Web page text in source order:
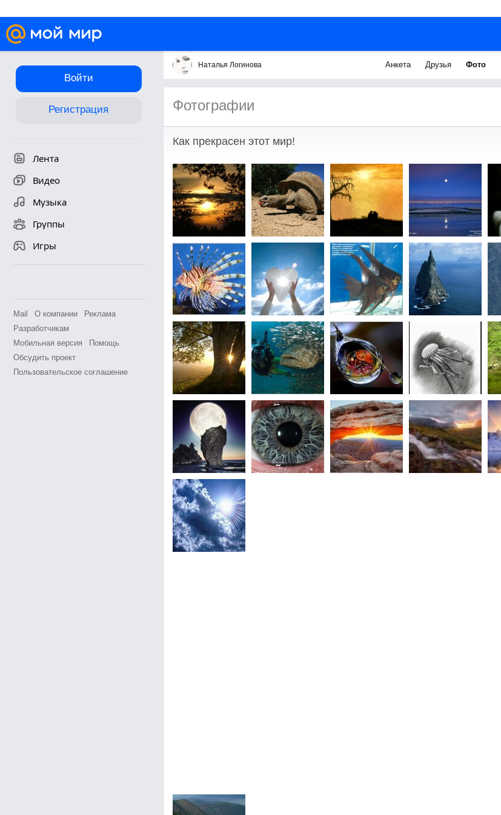
Войти
Регистрация
Лента
Видео
Музыка
Группы
Игры
Mail О компании
Реклама
Разработчикам
Мобильная версия
Помощь
Обсудить проект
Пользовательское соглашение
Наталья Логинова Анкета Друзья Фото
Фотографии
Как прекрасен этот мир!